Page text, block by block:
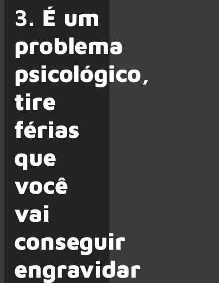
3. É um
problema
psicológico,
tire
férias
que
você
vai
conseguir
engravidar